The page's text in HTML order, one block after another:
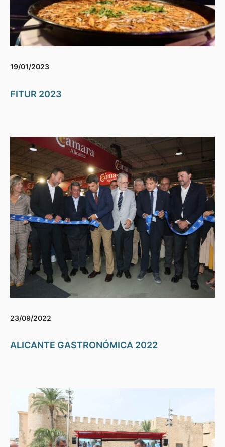
19/01/2023
FITUR 2023
23/09/2022
ALICANTE GASTRONÓMICA 2022